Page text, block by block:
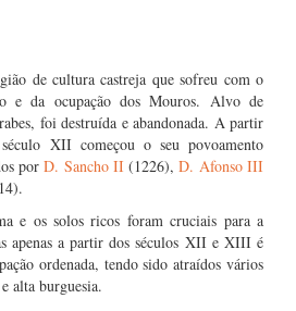
de cultura castreja que sofreu com o
e da ocupação dos Mouros. Alvo de
foi destruída e abandonada. A partir
XII começou o seu povoamento
porD. Sancho II(1226),D. Afonso III
e os solos ricos foram cruciais para a
apenas a partir dos séculos XII e XIII é
ordenada, tendo sido atraídos vários
alta burguesia.